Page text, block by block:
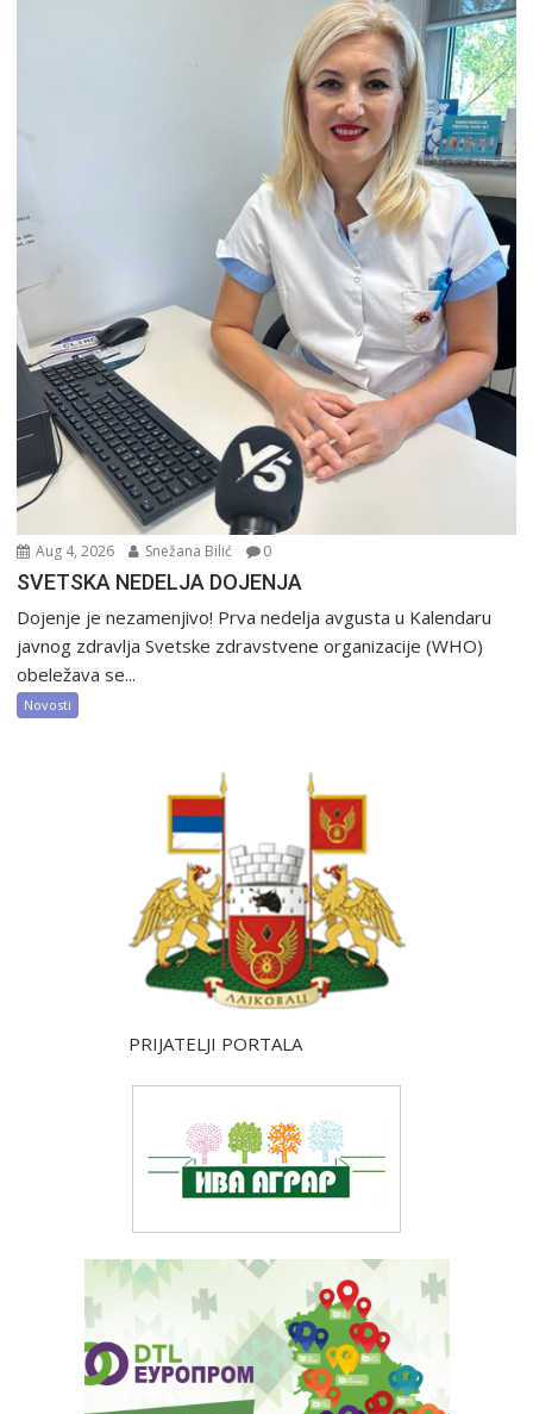
Aug 4, 2026 Snežana Bilić 0
SVETSKA NEDELJA DOJENJA
Dojenje je nezamenjivo! Prva nedelja avgusta u Kalendaru
javnog zdravlja Svetske zdravstvene organizacije (WHO)
obeležava se...
Novosti
PRIJATELJI PORTALA